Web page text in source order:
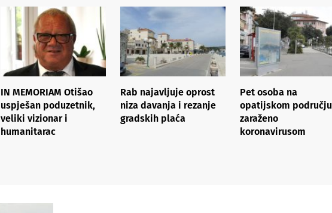
IN MEMORIAM Otišao
uspješan poduzetnik,
veliki vizionar i
humanitarac
Rab najavljuje oprost
niza davanja i rezanje
gradskih plaća
Pet osoba na
opatijskom području
zaraženo
koronavirusom